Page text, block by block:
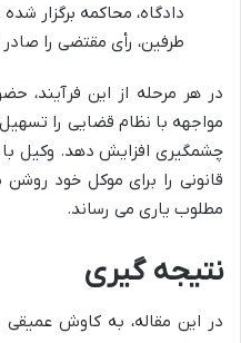
دادگاه، محاکمه برگزار
طرفین، رأی مقتضی را
در هر مرحله از این فرآیند،
مواجهه با نظام قضایی را
چشمگیری افزایش دهد. وکیل
قانونی را برای موکل خود
مطلوب یاری می رساند.
نتیجه گیری
در این مقاله، به کاوش عمیقی